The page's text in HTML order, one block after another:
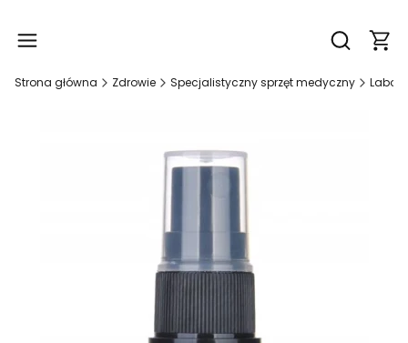
Otwórz
Strona główna Zdrowie Specjalistyczny sprzęt medyczny